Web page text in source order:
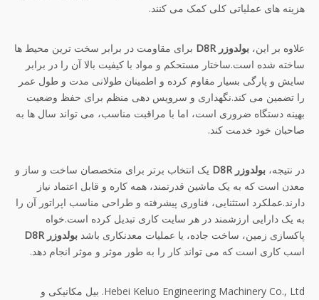
هزینه های عملیاتی کلی کمک می کنند.
علاوه بر این، بولدوزر D8R
برای مقاومت در برابر سخت ترین محیط ها
ساخته شده است.ساختار مستحکم و مواد با کیفیت بالا آن را در برابر
سایش و پارگی بسیار مقاوم کرده و اطمینان طولانی مدت و طول عمر
را تضمین می کند.نگهداری و سرویس دهی منظم برای حفظ وضعیت
بهینه دستگاه ضروری است، اما با مراقبت مناسب، می تواند سال ها به
صاحبان خود خدمت کند.
در نتیجه، بولدوزر D8R
یک انتخاب برتر برای متخصصان ساخت و ساز و
معدن است که به یک ماشین قدرتمند، همه کاره و قابل اعتماد نیاز
دارند.عملکرد استثنایی، فناوری پیشرفته و طراحی مناسب اپراتور آن را
به یک دارایی ارزشمند در هر سایت کاری تبدیل کرده است.خواه
پاکسازی زمین، ساخت جاده، یا عملیات معدنکاری باشد بولدوزر D8R
اسب کاری است که می تواند کار را به طور موثر و موثر انجام دهد.
Hebei Keluo Engineering Machinery Co., Ltd. بیل مکانیکی و